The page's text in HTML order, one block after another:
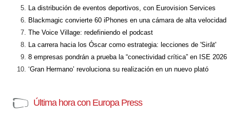
La distribución de eventos deportivos, con Eurovision Services
Blackmagic convierte 60 iPhones en una cámara de alta velocidad
The Voice Village: redefiniendo el podcast
La carrera hacia los Óscar como estrategia: lecciones de 'Sirât'
8 empresas pondrán a prueba la “conectividad crítica” en ISE 2026
‘Gran Hermano’ revoluciona su realización en un nuevo plató
Última hora con Europa Press